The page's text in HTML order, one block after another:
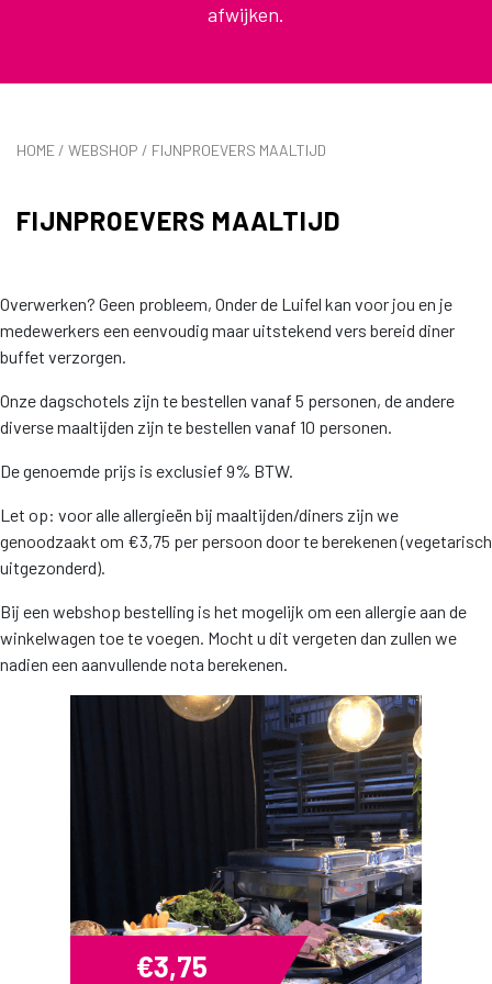
afwijken.
HOME / WEBSHOP / FIJNPROEVERS MAALTIJD
FIJNPROEVERS MAALTIJD
Overwerken? Geen probleem, Onder de Luifel kan voor jou en je
medewerkers een eenvoudig maar uitstekend vers bereid diner
buffet verzorgen.
Onze dagschotels zijn te bestellen vanaf 5 personen, de andere
diverse maaltijden zijn te bestellen vanaf 10 personen.
De genoemde prijs is exclusief 9% BTW.
Let op: voor alle allergieën bij maaltijden/diners zijn we
genoodzaakt om €3,75 per persoon door te berekenen (vegetarisch
uitgezonderd).
Bij een webshop bestelling is het mogelijk om een allergie aan de
winkelwagen toe te voegen. Mocht u dit vergeten dan zullen we
nadien een aanvullende nota berekenen.
€3,75